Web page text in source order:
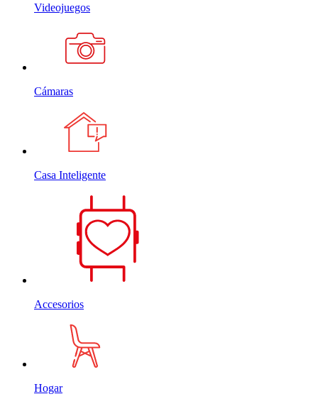
Videojuegos
Cámaras
Casa Inteligente
Accesorios
Hogar